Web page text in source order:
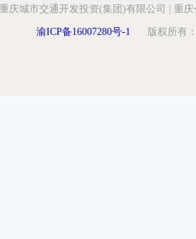
重庆城市交通开发投资(集团)有限公司 重庆
渝ICP备16007280号-1 版权所有：